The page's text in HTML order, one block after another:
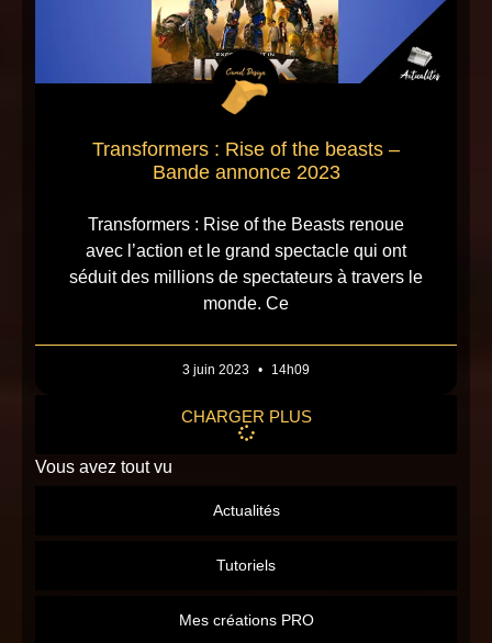
Actualités
Tutoriels
Mes créations PRO
Transformers : Rise of the beasts –
Bande annonce 2023
Transformers : Rise of the Beasts renoue
avec l’action et le grand spectacle qui ont
séduit des millions de spectateurs à travers le
monde. Ce
3 juin 2023 14h09
CHARGER PLUS
Vous avez tout vu